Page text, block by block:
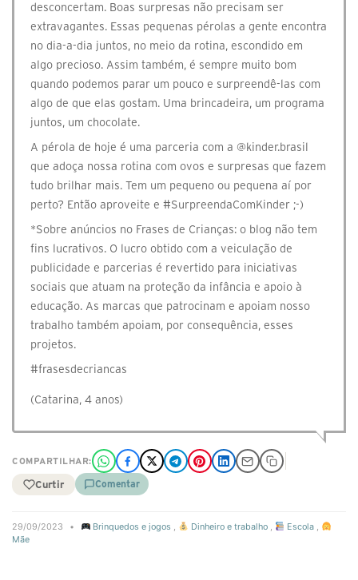
desconcertam. Boas surpresas não precisam ser
extravagantes. Essas pequenas pérolas a gente encontra
no dia-a-dia juntos, no meio da rotina, escondido em
algo precioso. Assim também, é sempre muito bom
quando podemos parar um pouco e surpreendê-las com
algo de que elas gostam. Uma brincadeira, um programa
juntos, um chocolate.
A pérola de hoje é uma parceria com a @kinder.brasil
que adoça nossa rotina com ovos e surpresas que fazem
tudo brilhar mais. Tem um pequeno ou pequena aí por
perto? Então aproveite e #SurpreendaComKinder ;-)
*Sobre anúncios no Frases de Crianças: o blog não tem
fins lucrativos. O lucro obtido com a veiculação de
publicidade e parcerias é revertido para iniciativas
sociais que atuam na proteção da infância e apoio à
educação. As marcas que patrocinam e apoiam nosso
trabalho também apoiam, por consequência, esses
projetos.
#frasesdecriancas
(Catarina, 4 anos)
COMPARTILHAR:
Curtir Comentar
29/09/2023 • Brinquedos e jogos , Dinheiro e trabalho, Escola ,
Mãe